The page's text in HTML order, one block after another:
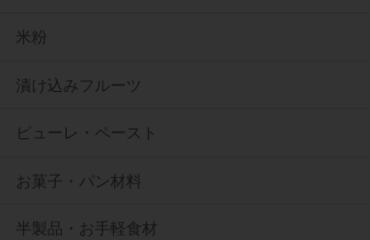
米粉
漬け込みフルーツ
ピューレ・ペースト
お菓子・パン材料
半製品・お手軽食材